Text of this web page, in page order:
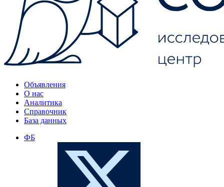
Объявления
О нас
Аналитика
Справочник
База данных
ФБ